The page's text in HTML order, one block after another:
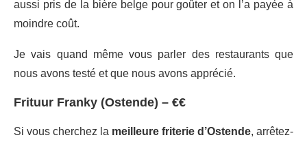
aussi pris de la bière belge pour goûter et on l’a payée à
moindre coût.
Je vais quand même vous parler des restaurants que
nous avons testé et que nous avons apprécié.
Frituur Franky (Ostende) – €€
Si vous cherchez la meilleure friterie d’Ostende, arrêtez-